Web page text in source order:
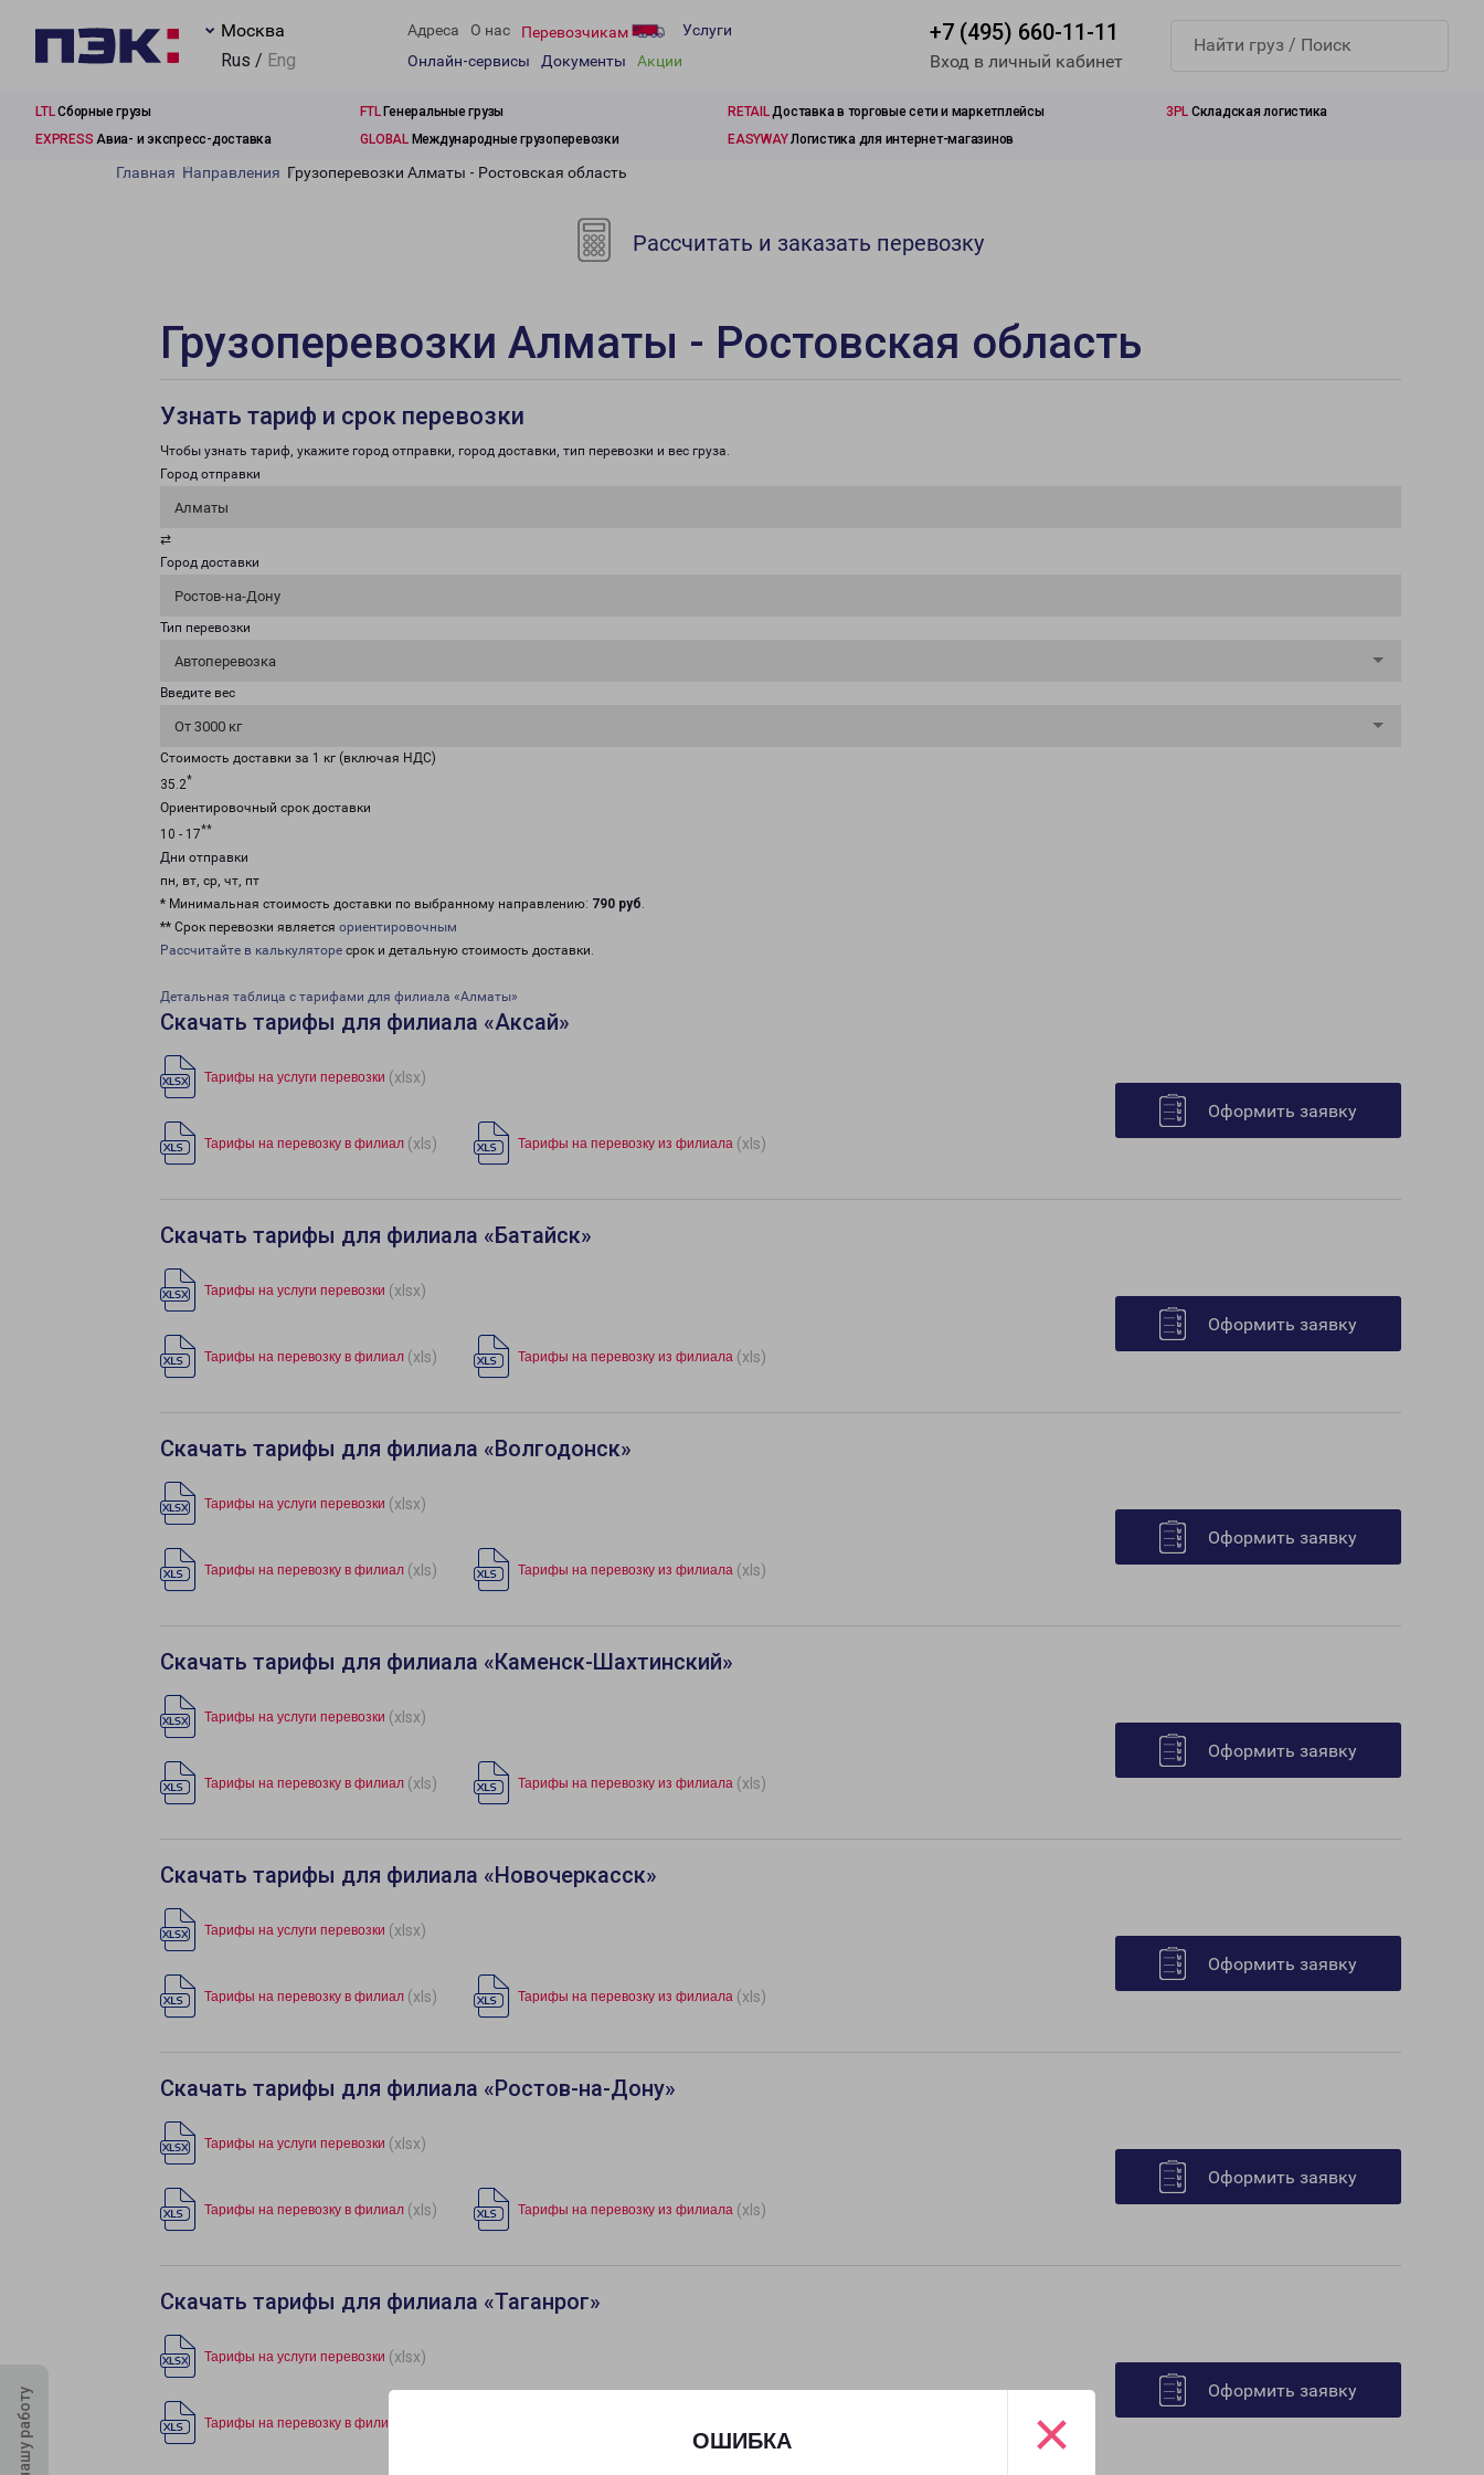
ОШИБКА ×
Москва
Rus / Eng
Адреса О нас Перевозчикам
Услуги
Онлайн-сервисы
Документы Акции
+7 (495) 660-11-11
Вход в личный кабинет
LTLСборные грузы FTLГенеральные грузы RETAILДоставка в торговые сети и маркетплейсы 3PL Складская логистика
EXPRESS Авиа- и экспресс-доставка GLOBALМеждународные грузоперевозки EASYWAYЛогистика для интернет-магазинов
Главная Направления Грузоперевозки Алматы - Ростовская область
Рассчитать и заказать перевозку
Грузоперевозки Алматы - Ростовская область
Узнать тариф и срок перевозки
Чтобы узнать тариф, укажите город отправки, город доставки, тип перевозки и вес груза.
Город отправки
Алматы
⇄
Город доставки
Ростов-на-Дону
Тип перевозки
Автоперевозка
Введите вес
От 3000 кг
Стоимость доставки за 1 кг (включая НДС)
35.2*
Ориентировочный срок доставки
10 - 17**
Дни отправки
пн, вт, ср, чт, пт
* Минимальная стоимость доставки по выбранному направлению: 790 руб.
** Срок перевозки является ориентировочным
Рассчитайте в калькуляторе срок и детальную стоимость доставки.
Детальная таблица с тарифами для филиала «Алматы»
Скачать тарифы для филиала «Аксай»
Тарифы на услуги перевозки (xlsx)
Тарифы на перевозку в филиал (xls) Тарифы на перевозку из филиала (xls)
Оформить заявку
Скачать тарифы для филиала «Батайск»
Тарифы на услуги перевозки (xlsx)
Тарифы на перевозку в филиал (xls) Тарифы на перевозку из филиала (xls)
Оформить заявку
Скачать тарифы для филиала «Волгодонск»
Тарифы на услуги перевозки (xlsx)
Тарифы на перевозку в филиал (xls) Тарифы на перевозку из филиала (xls)
Оформить заявку
Скачать тарифы для филиала «Каменск-Шахтинский»
Тарифы на услуги перевозки (xlsx)
Тарифы на перевозку в филиал (xls) Тарифы на перевозку из филиала (xls)
Оформить заявку
Скачать тарифы для филиала «Новочеркасск»
Тарифы на услуги перевозки (xlsx)
Тарифы на перевозку в филиал (xls) Тарифы на перевозку из филиала (xls)
Оформить заявку
Скачать тарифы для филиала «Ростов-на-Дону»
Тарифы на услуги перевозки (xlsx)
Тарифы на перевозку в филиал (xls) Тарифы на перевозку из филиала (xls)
Оформить заявку
Скачать тарифы для филиала «Таганрог»
Тарифы на услуги перевозки (xlsx)
Тарифы на перевозку в филиал
Оформить заявку